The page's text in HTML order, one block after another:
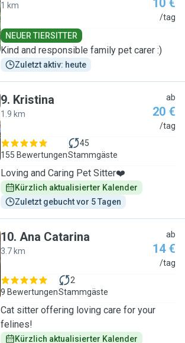
1 km 10 €
/tag
NEUER TIERSITTER
Kind and responsible family pet carer :)
Zuletzt aktiv: heute
9. Kristina
1.9 km
ab
20 €
/tag
155 Bewertungen
45
Stammgäste
Loving and Caring Pet Sitter❤️
Kürzlich aktualisierter Kalender
Zuletzt gebucht vor 5 Tagen
10. Ana Catarina
3.7 km
ab
14 €
/tag
9 Bewertungen
2
Stammgäste
Cat sitter offering loving care for your
felines!
Kürzlich aktualisierter Kalender